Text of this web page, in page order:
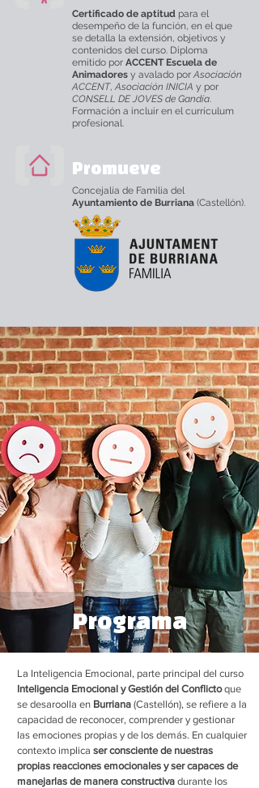
Certificado de aptitud para el
desempeño de la función, en el que
se detalla la extensión, objetivos y
contenidos del curso. Diploma
emitido por ACCENT Escuela de
Animadores y avalado porAsociación
ACCENT,Asociación INICIA y por
CONSELL DE JOVES de Gandía.
Formación a incluir en el currículum
profesional.
Promueve
Concejalía de Familia del
Ayuntamiento de Burriana (Castellón).
Programa
La Inteligencia Emocional, parte principal del curso
Inteligencia Emocional y Gestión del Conflictoque
se desaroolla en Burriana (Castellón), se refiere a la
capacidad de reconocer, comprender y gestionar
las emociones propias y de los demás. En cualquier
contexto implica ser consciente de nuestras
propias reacciones emocionales y ser capaces de
manejarlas de manera constructiva durante los